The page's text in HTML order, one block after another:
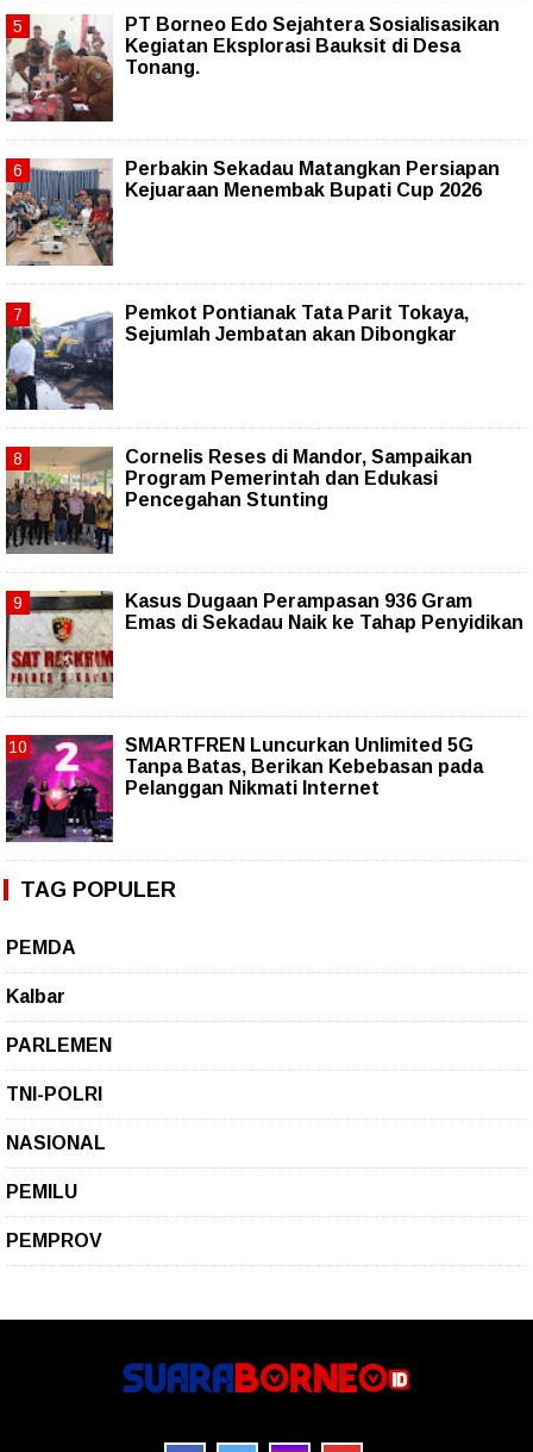
PT Borneo Edo Sejahtera Sosialisasikan
Kegiatan Eksplorasi Bauksit di Desa
Tonang.
Perbakin Sekadau Matangkan Persiapan
Kejuaraan Menembak Bupati Cup 2026
Pemkot Pontianak Tata Parit Tokaya,
Sejumlah Jembatan akan Dibongkar
Cornelis Reses di Mandor, Sampaikan
Program Pemerintah dan Edukasi
Pencegahan Stunting
Kasus Dugaan Perampasan 936 Gram
Emas di Sekadau Naik ke Tahap Penyidikan
SMARTFREN Luncurkan Unlimited 5G
Tanpa Batas, Berikan Kebebasan pada
Pelanggan Nikmati Internet
TAG POPULER
PEMDA
Kalbar
PARLEMEN
TNI-POLRI
NASIONAL
PEMILU
PEMPROV